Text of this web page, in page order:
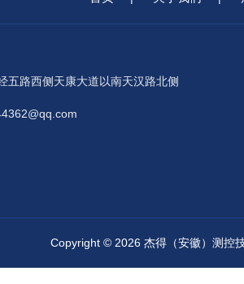
五路西侧天康大道以南天汉路北侧
Copyright © 2026 杰得（安徽）测